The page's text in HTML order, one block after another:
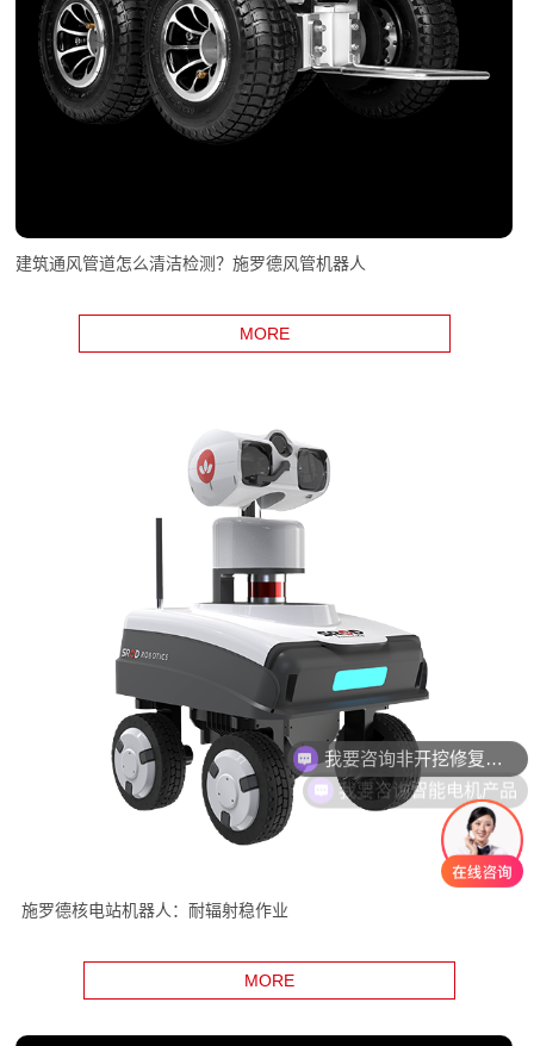
建筑通风管道怎么清洁检测？施罗德风管机器人
MORE
施罗德核电站机器人：耐辐射稳作业
MORE
我要咨询智能电机产品